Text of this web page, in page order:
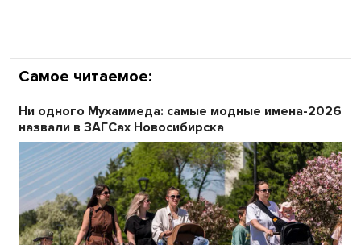
Самое читаемое:
Ни одного Мухаммеда: самые модные имена-2026
назвали в ЗАГСах Новосибирска